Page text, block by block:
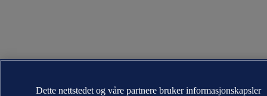
Dette nettstedet og våre partnere bruker informasjonskapsler